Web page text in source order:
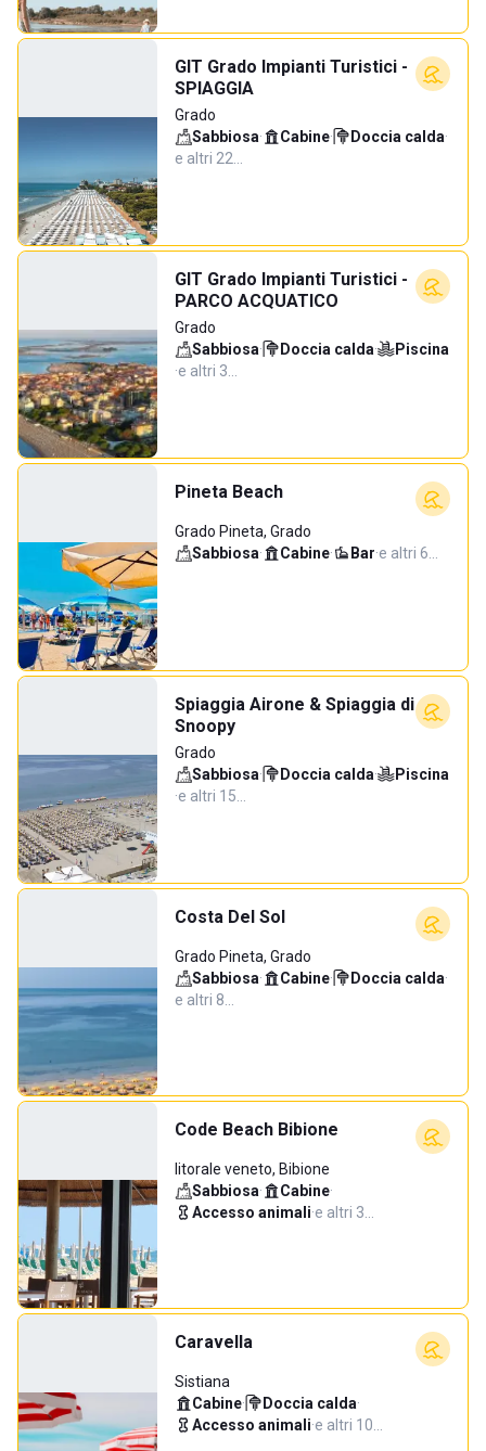
GIT Grado Impianti Turistici -
SPIAGGIA
Grado
Sabbiosa· Cabine· Doccia calda·
e altri 22…
GIT Grado Impianti Turistici -
PARCO ACQUATICO
Grado
Sabbiosa· Doccia calda·
Piscina
·e altri 3…
Pineta Beach
Grado Pineta, Grado
Sabbiosa· Cabine· Bar·e altri 6…
Spiaggia Airone & Spiaggia di
Snoopy
Grado
Sabbiosa· Doccia calda·
Piscina
·e altri 15…
Costa Del Sol
Grado Pineta, Grado
Sabbiosa· Cabine· Doccia calda·
e altri 8…
Code Beach Bibione
litorale veneto, Bibione
Sabbiosa· Cabine·
Accesso animali·e altri 3…
Caravella
Sistiana
Cabine· Doccia calda·
Accesso animali·e altri 10…